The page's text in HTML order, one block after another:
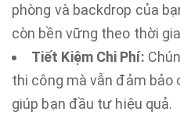
phòng và backdrop của
còn bền vững theo thời
Tiết Kiệm Chi Phí:
thi công mà vẫn đảm bảo
giúp bạn đầu tư hiệu quả.